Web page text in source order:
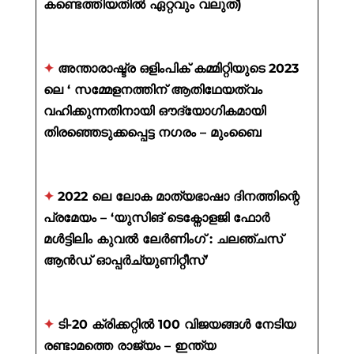
കണ്ടെത്തിയതിൽ ഏറ്റവും വലുത്)
✦ അന്താരാഷ്ട്ര ഒളിംപിക് കമ്മിറ്റിയുടെ 2023
ലെ ‘ സമ്മേളനത്തിന് ആതിഥേയത്വം
വഹിക്കുന്നതിനായി ഔദ്യോഗികമായി
തിരഞ്ഞെടുക്കപ്പെട്ട നഗരം – മുംബൈ
✦ 2022 ലെ ലോക മാത്യഭാഷാ ദിനത്തിന്റെ
പ്രമേയം – ‘യുസിങ് ടെക്നോളജി ഫോർ
മൾട്ടിലിം കുവൽ ലേർണിംഗ് : ചലഞ്ചസ്
ആൻഡ് ഓപ്പർച്യുണിറ്റീസ്’
✦ ടി-20 ക്രിക്കറ്റിൽ 100 വിജയങ്ങൾ നേടിയ
രണ്ടാമത്തെ രാജ്യം – ഇന്ത്യ